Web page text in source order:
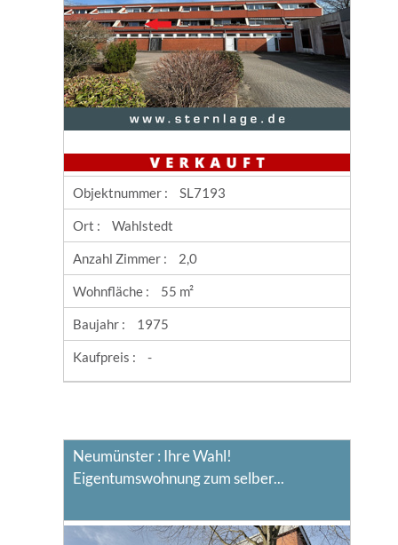
Objektnummer : SL7193
Ort : Wahlstedt
Anzahl Zimmer : 2,0
Wohnfläche : 55 m²
Baujahr : 1975
Kaufpreis : -
Neumünster : Ihre Wahl!
Eigentumswohnung zum selber...